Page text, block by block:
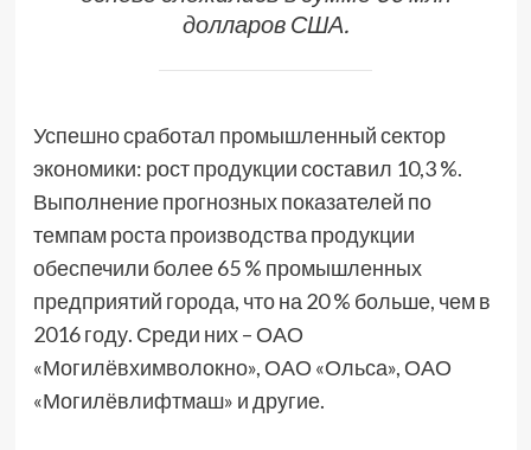
долларов США.
Успешно сработал промышленный сектор
экономики: рост продукции составил 10,3 %.
Выполнение прогнозных показателей по
темпам роста производства продукции
обеспечили более 65 % промышленных
предприятий города, что на 20 % больше, чем в
2016 году. Среди них – ОАО
«Могилёвхимволокно», ОАО «Ольса», ОАО
«Могилёвлифтмаш» и другие.